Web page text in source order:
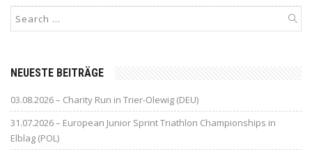
NEUESTE BEITRÄGE
03.08.2026 – Charity Run in Trier-Olewig (DEU)
31.07.2026 – European Junior Sprint Triathlon Championships in
Elblag (POL)